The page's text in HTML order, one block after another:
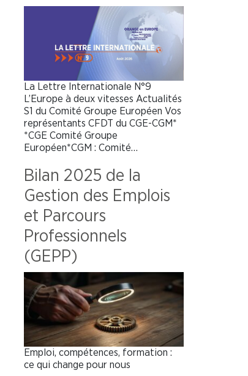
La Lettre Internationale N°9
L’Europe à deux vitesses Actualités
S1 du Comité Groupe Européen Vos
représentants CFDT du CGE-CGM*
*CGE Comité Groupe
Européen*CGM : Comité…
Bilan 2025 de la
Gestion des Emplois
et Parcours
Professionnels
(GEPP)
Emploi, compétences, formation :
ce qui change pour nous